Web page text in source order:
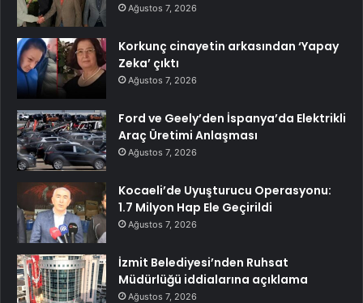
Ağustos 7, 2026
Korkunç cinayetin arkasından ‘Yapay
Zeka’ çıktı
Ağustos 7, 2026
Ford ve Geely’den İspanya’da Elektrikli
Araç Üretimi Anlaşması
Ağustos 7, 2026
Kocaeli’de Uyuşturucu Operasyonu:
1.7 Milyon Hap Ele Geçirildi
Ağustos 7, 2026
İzmit Belediyesi’nden Ruhsat
Müdürlüğü iddialarına açıklama
Ağustos 7, 2026